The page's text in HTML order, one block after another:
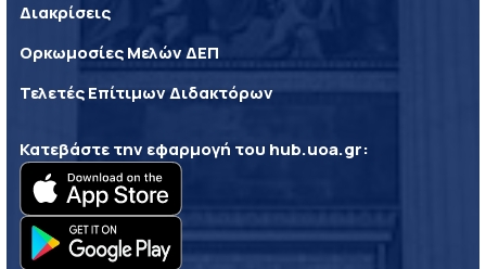
Διακρίσεις
Ορκωμοσίες Μελών ΔΕΠ
Τελετές Επίτιμων Διδακτόρων
Κατεβάστε την εφαρμογή του hub.uoa.gr: